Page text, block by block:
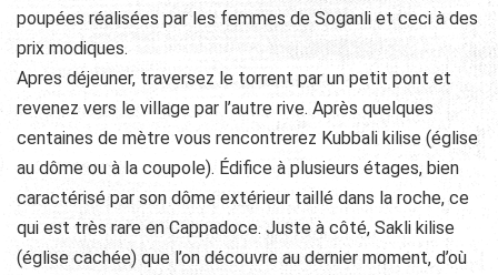
poupées réalisées par les femmes de Soganli et ceci à des
prix modiques.
Apres déjeuner, traversez le torrent par un petit pont et
revenez vers le village par l’autre rive. Après quelques
centaines de mètre vous rencontrerez Kubbali kilise (église
au dôme ou à la coupole). Édifice à plusieurs étages, bien
caractérisé par son dôme extérieur taillé dans la roche, ce
qui est très rare en Cappadoce. Juste à côté, Sakli kilise
(église cachée) que l’on découvre au dernier moment, d’où